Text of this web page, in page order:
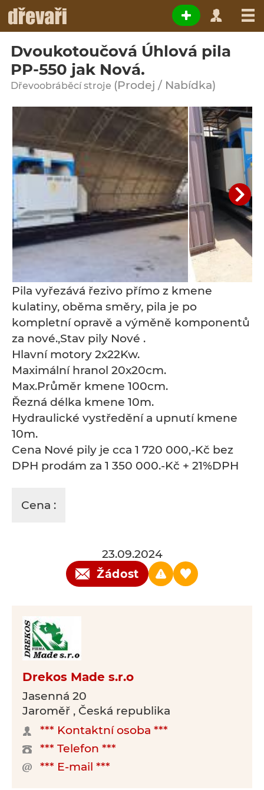
Dvoukotoučová Úhlová pila
PP-550 jak Nová.
Dřevoobráběcí stroje (Prodej / Nabídka)
Pila vyřezává řezivo přímo z kmene
kulatiny, oběma směry, pila je po
kompletní opravě a výměně komponentů
za nové.,Stav pily Nové .
Hlavní motory 2x22Kw.
Maximální hranol 20x20cm.
Max.Průměr kmene 100cm.
Řezná délka kmene 10m.
Hydraulické vystředění a upnutí kmene
10m.
Cena Nové pily je cca 1 720 000,-Kč bez
DPH prodám za 1 350 000.-Kč + 21%DPH
Cena :
23.09.2024
Žádost
Drekos Made s.r.o
Jasenná 20
Jaroměř , Česká republika
*** Kontaktní osoba ***
*** Telefon ***
*** E-mail ***